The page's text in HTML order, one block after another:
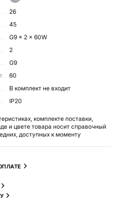
26
45
G9 x 2 x 60W
2
G9
60
в комплект не входит
IP20
комплекте поставки,
и цвете товара носит справочный
доступных к моменту